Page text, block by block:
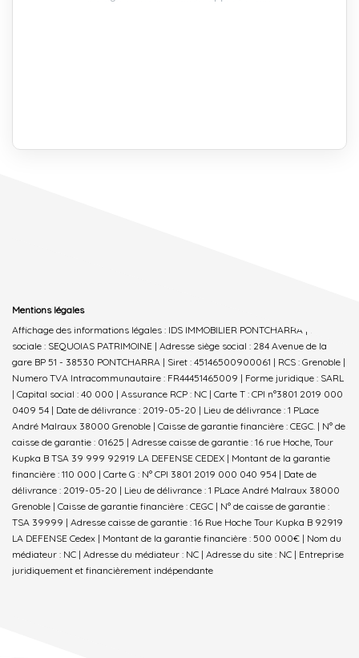
Mentions légales
Affichage des informations légales : IDS IMMOBILIER PONTCHARRA | Raison
sociale : SEQUOIAS PATRIMOINE | Adresse siège social : 284 Avenue de la
gare BP 51 - 38530 PONTCHARRA | Siret : 45146500900061 | RCS : Grenoble |
Numero TVA Intracommunautaire : FR44451465009 | Forme juridique : SARL
| Capital social : 40 000 | Assurance RCP : NC | Carte T : CPI n°3801 2019 000
0409 54 | Date de délivrance : 2019-05-20 | Lieu de délivrance : 1 PLace
André Malraux 38000 Grenoble | Caisse de garantie financière : CEGC. | N° de
caisse de garantie : 01625 | Adresse caisse de garantie : 16 rue Hoche, Tour
Kupka B TSA 39 999 92919 LA DEFENSE CEDEX | Montant de la garantie
financière : 110 000 | Carte G : N° CPI 3801 2019 000 040 954 | Date de
délivrance : 2019-05-20 | Lieu de délivrance : 1 PLace André Malraux 38000
Grenoble | Caisse de garantie financière : CEGC | N° de caisse de garantie :
TSA 39999 | Adresse caisse de garantie : 16 Rue Hoche Tour Kupka B 92919
LA DEFENSE Cedex | Montant de la garantie financière : 500 000€ | Nom du
médiateur : NC | Adresse du médiateur : NC | Adresse du site : NC | Entreprise
juridiquement et financièrement indépendante